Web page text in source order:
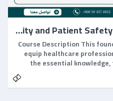
Essentials of Quality and Patient Safety Leadership in Hospitals
Course Description This
equip healthcare
the essential